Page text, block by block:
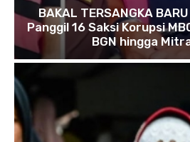
BAKAL TERSANGKA
Panggil 16 Saksi Korupsi
BGN hingga